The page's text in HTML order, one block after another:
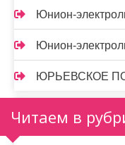
Юнион-
Юнион-
ЮРЬЕВСКОЕ
Читаем в